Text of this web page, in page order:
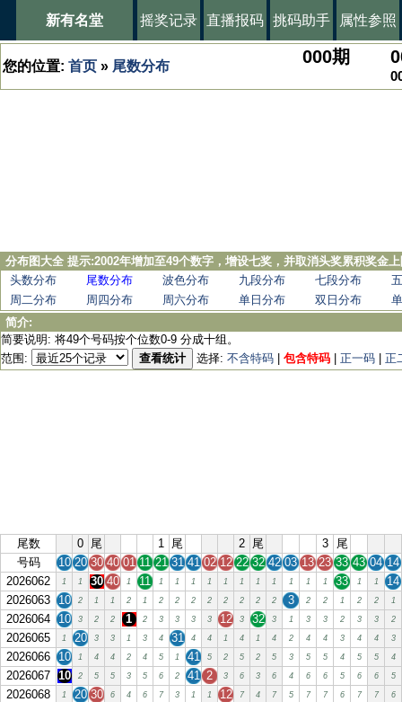
新有名堂 摇奖记录 直播报码 挑码助手 属性参照
您的位置: 首页 » 尾数分布 000期
分布图大全 提示:2002年增加至49个数字，增设七奖，并取消头奖累积奖金
头数分布
尾数分布 波色分布 九段分布 七段分布
周二分布
周四分布 周六分布 单日分布 双日分布
简介:
简要说明: 将49个号码按个位数0-9 分成十组。
范围:
查看统计 选择: 不含特码 包含特码 正一码 正
尾数 0 尾 1 尾 2 尾 3
尾
号码
10 20 30 40 01 11 21 31 41 02 12 22 32 42 03 13 23 33 43 04 14
2026062
1 1 30 40 1 11 1 1 1 1 1 1 1 1 1 1 1 33 1 1
14
2026063 10 2 1 1 2 1 2 2 2 2 2 2 2 2 3 2 2 1 2 2 1
2026064 10 3 2 2 1 2 3 3 3 3 12 3 32 3 1 3 3 2 3 3 2
2026065 1 20 3 3 1 3 4 31 4 4 1 4 1 4 2 4 4 3 4 4 3
2026066 10 1 4 4 2 4 5 1 41 5 2 5 2 5 3 5 5 4 5 5 4
2026067 10 2 5 5 3 5 6 2 41 2 3 6 3 6 4 6 6 5 6 6 5
2026068 1 20 30 6 4 6 7 3 1 1 12 7 4 7 5 7 7 6 7 7 6